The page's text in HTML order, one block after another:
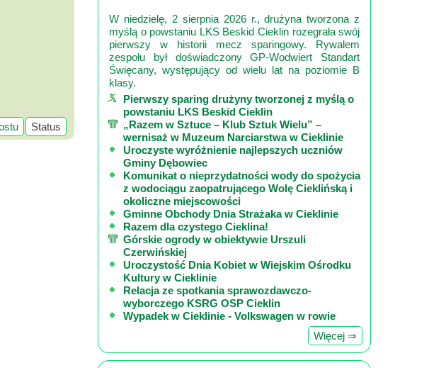
Status
W niedzielę, 2 sierpnia 2026 r., drużyna tworzona z
myślą o powstaniu LKS Beskid Cieklin rozegrała swój
pierwszy w historii mecz sparingowy. Rywalem
zespołu był doświadczony GP‑Wodwiert Standart
Święcany, występujący od wielu lat na poziomie B
klasy.
Pierwszy sparing drużyny tworzonej z myślą o
powstaniu LKS Beskid Cieklin
„Razem w Sztuce – Klub Sztuk Wielu” –
wernisaż w Muzeum Narciarstwa w Cieklinie
Uroczyste wyróżnienie najlepszych uczniów
Gminy Dębowiec
Komunikat o nieprzydatności wody do spożycia
z wodociągu zaopatrującego Wolę Cieklińską i
okoliczne miejscowości
Gminne Obchody Dnia Strażaka w Cieklinie
Razem dla czystego Cieklina!
Górskie ogrody w obiektywie Urszuli
Czerwińskiej
Uroczystość Dnia Kobiet w Wiejskim Ośrodku
Kultury w Cieklinie
Relacja ze spotkania sprawozdawczo-
wyborczego KSRG OSP Cieklin
Wypadek w Cieklinie - Volkswagen w rowie
Więcej ⇒